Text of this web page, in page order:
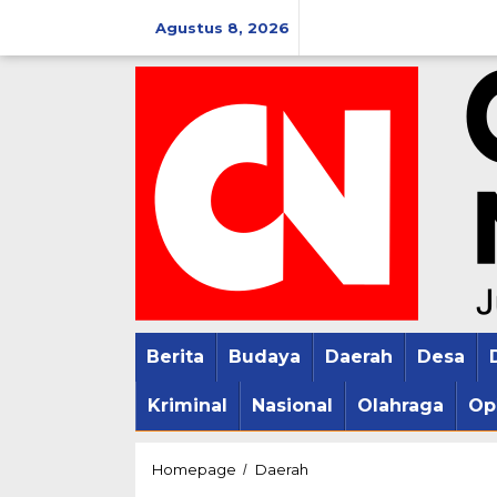
konten
Agustus 8, 2026
Berita Budaya Daerah Desa
Kriminal Nasional Olahraga
Homepage / Daerah